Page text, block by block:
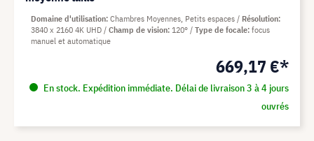
669,17 €*
En stock. Expédition immédiate. Délai de livraison 3 à 4 jours
ouvrés
Domaine d'utilisation Chambres Moyennes, Petits espaces
Résolution
3840 x 2160 4K UHD
Champ de vision 120° Type de focale focus
manuel et automatique